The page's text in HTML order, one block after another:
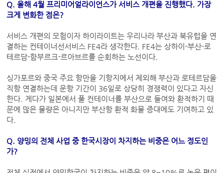
Q. 올해 4월 프리미어얼라이언스가 서비스 개편을 진행했다. 가장
크게 변화한 점은?
서비스 개편의 모험이자 하이라이트는 우리나라 부산과 북유럽을 연
결하는 컨테이너선서비스 FE4라 생각한다. FE4는 상하이-부산-로
테르담-함부르크-르아브르를 순회하는 노선이다.
싱가포르와 중국 주요 항만을 기항지에서 제외해 부산과 로테르담을
직항 연결하는데 운항 기간이 36일로 상당히 경쟁력이 있다고 자신
한다. 게다가 일본에서 풀 컨테이너를 부산으로 들여와 환적하기 때
문에 많은 물량은 아니지만 부산항 환적 화물 증대에도 기여하고 있
다.
Q. 양밍의 전체 사업 중 한국시장이 차지하는 비중은 어느 정도인
가?